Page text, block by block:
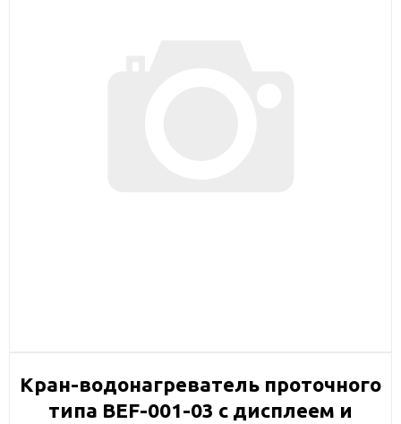
Кран-водонагреватель проточного
типа BEF-001-03 с дисплеем и